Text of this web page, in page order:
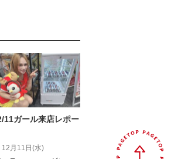
11ガール来店レポー
12月11日(水)